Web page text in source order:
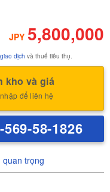
JPY 5,800,000
dịch và thuế tiêu thụ.
kho và giá
để liên hệ
569-58-1826
trọng